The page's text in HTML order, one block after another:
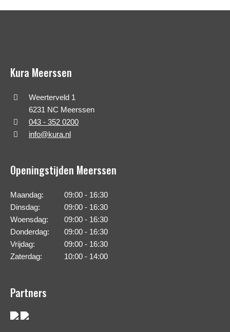
Kura Meerssen
Weerterveld 1
6231 NC Meerssen
043 - 352 0200
info@kura.nl
Openingstijden Meerssen
Maandag:
09:00 - 16:30
Dinsdag:
09:00 - 16:30
Woensdag:
09:00 - 16:30
Donderdag:
09:00 - 16:30
Vrijdag:
09:00 - 16:30
Zaterdag:
10:00 - 14:00
Partners